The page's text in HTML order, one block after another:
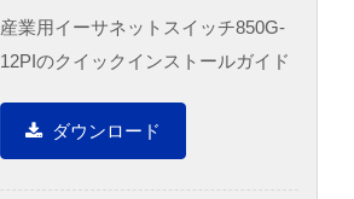
産業用イーサネットスイッチ850G-
12PIのクイックインストールガイド
ダウンロード